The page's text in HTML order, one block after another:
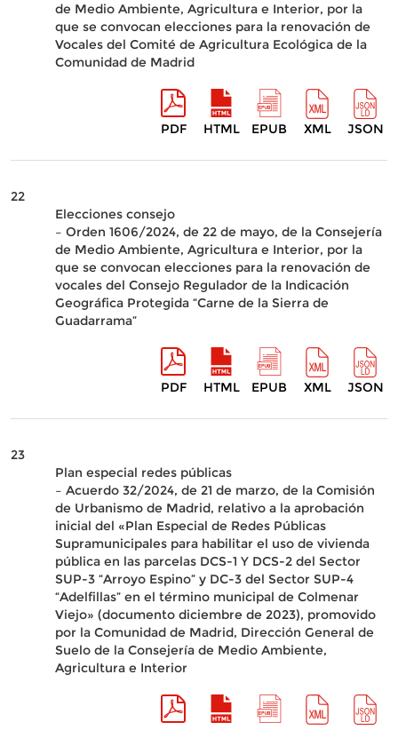
de Medio Ambiente, Agricultura e Interior, por la
que se convocan elecciones para la renovación de
Vocales del Comité de Agricultura Ecológica de la
Comunidad de Madrid
PDF HTML EPUB XML JSON
22
Elecciones consejo
– Orden 1606/2024, de 22 de mayo, de la Consejería
de Medio Ambiente, Agricultura e Interior, por la
que se convocan elecciones para la renovación de
vocales del Consejo Regulador de la Indicación
Geográfica Protegida “Carne de la Sierra de
Guadarrama”
PDF HTML EPUB XML JSON
23
Plan especial redes públicas
– Acuerdo 32/2024, de 21 de marzo, de la Comisión
de Urbanismo de Madrid, relativo a la aprobación
inicial del «Plan Especial de Redes Públicas
Supramunicipales para habilitar el uso de vivienda
pública en las parcelas DCS-1 Y DCS-2 del Sector
SUP-3 “Arroyo Espino” y DC-3 del Sector SUP-4
“Adelfillas” en el término municipal de Colmenar
Viejo» (documento diciembre de 2023), promovido
por la Comunidad de Madrid, Dirección General de
Suelo de la Consejería de Medio Ambiente,
Agricultura e Interior